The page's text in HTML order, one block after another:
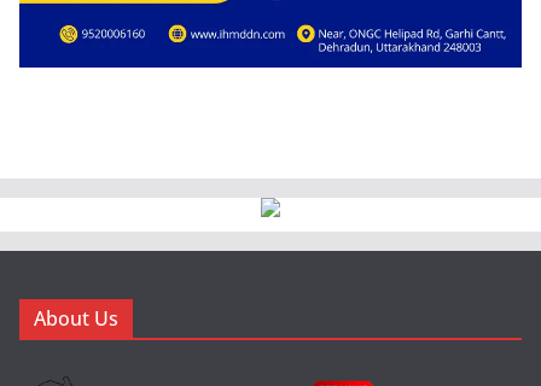
About Us